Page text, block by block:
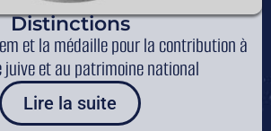
Distinctions
et la médaille pour la contribution à
juive et au patrimoine national
Lire la suite